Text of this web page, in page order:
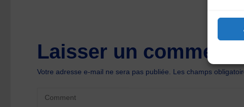
Laisser un
Votre adresse e-mail ne sera pas publiée. Les champs